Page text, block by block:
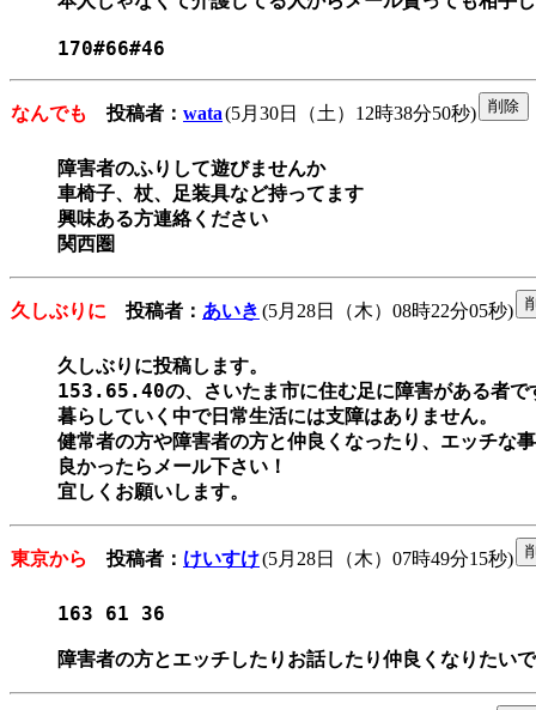
170#66#46
なんでも 投稿者： wata(5月30日（土）12時38分50秒)
障害者のふりして遊びませんか
車椅子、杖、足装具など持ってます
興味ある方連絡ください
関西圏
久しぶりに 投稿者： あいき (5月28日（木）08時22分05秒)
久しぶりに投稿します。
153.65.40の、さいたま市に住む足に障害がある者で
暮らしていく中で日常生活には支障はありません。
健常者の方や障害者の方と仲良くなったり、エッチな
良かったらメール下さい！
東京から 投稿者： けいすけ(5月28日（木）07時49分15秒)
163 61 36
障害者の方とエッチしたりお話したり仲良くなりたい